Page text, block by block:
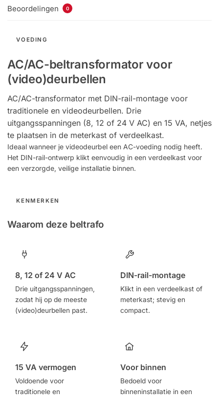
Beoordelingen 0
VOEDING
AC/AC-beltransformator voor
(video)deurbellen
AC/AC-transformator met DIN-rail-montage voor
traditionele en videodeurbellen. Drie
uitgangsspanningen (8, 12 of 24 V AC) en 15 VA, netjes
te plaatsen in de meterkast of verdeelkast.
Ideaal wanneer je videodeurbel een AC-voeding nodig heeft.
Het DIN-rail-ontwerp klikt eenvoudig in een verdeelkast voor
een verzorgde, veilige installatie binnen.
KENMERKEN
Waarom deze beltrafo
8, 12 of 24 V AC
Drie uitgangsspanningen,
zodat hij op de meeste
(video)deurbellen past.
DIN-rail-montage
Klikt in een verdeelkast of
meterkast; stevig en
compact.
15 VA vermogen
Voldoende voor
traditionele en
Voor binnen
Bedoeld voor
binneninstallatie in een